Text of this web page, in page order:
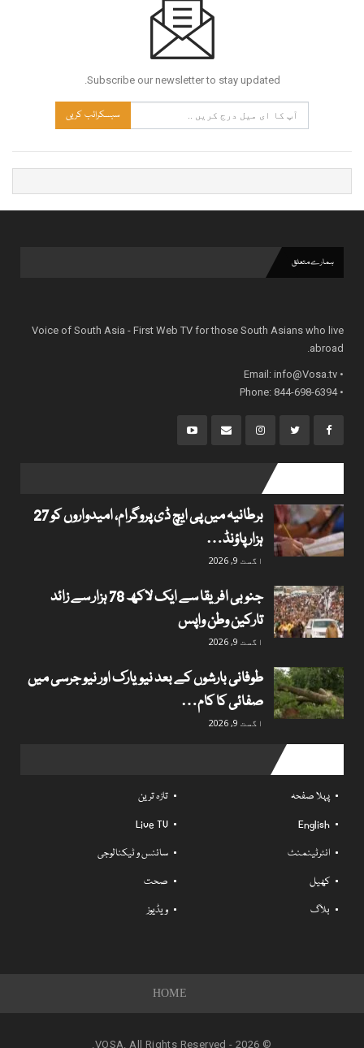
Subscribe our newsletter to stay updated.
سبسکرائب کریں
ہمارے متعلق
Voice of South Asia - First Web TV for those South Asians who live
abroad.
• Email:
info@Vosa.tv
• Phone: 844-698-6394
برطانیہ میں پی ایچ ڈی پروگرام، امیدواروں کو 27
ہزار پاؤنڈ…
اگست 9, 2026
جنوبی افریقا سے ایک لاکھ 78 ہزار سے زائد
تارکین وطن واپس
اگست 9, 2026
طوفانی بارشوں کے بعد نیویارک اور نیو جرسی میں
صفائی کا کام…
اگست 9, 2026
پہلا صفحہ
تازہ ترین
English
Live TV
انٹرٹینمنٹ
سائنس و ٹیکنالوجی
کھیل
صحت
بلاگ
ویڈیوز
HOME
© 2026 - VOSA. All Rights Reserved.